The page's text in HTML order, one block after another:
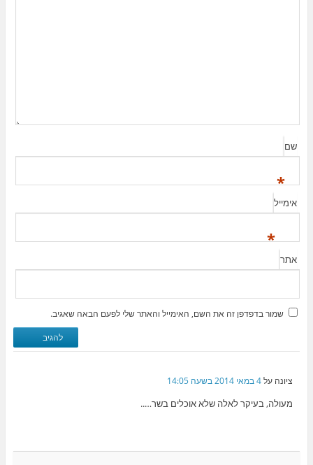
שם
*
אימייל
*
אתר
שמור בדפדפן זה את השם, האימייל והאתר שלי לפעם הבאה שאגיב.
ציונה על4 במאי 2014 בשעה 14:05
מעולה, בעיקר לאלה שלא אוכלים בשר…..